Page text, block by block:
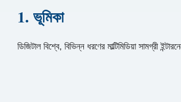
1. ভূমিকা
ডিজিটাল বিশ্বে, বিভিন্ন ধরণের মাল্টিমিডিয়া সামগ্রী